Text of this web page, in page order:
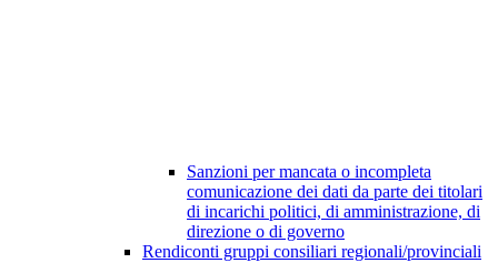
Sanzioni per mancata o incompleta
comunicazione dei dati da parte dei titolari
di incarichi politici, di amministrazione, di
direzione o di governo
Rendiconti gruppi consiliari regionali/provinciali